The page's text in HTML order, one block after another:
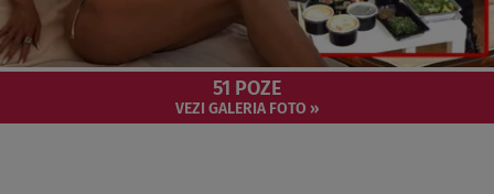
51 POZE
VEZI GALERIA FOTO »